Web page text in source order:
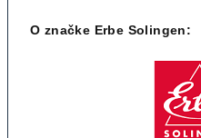
O značke Erbe Solingen: